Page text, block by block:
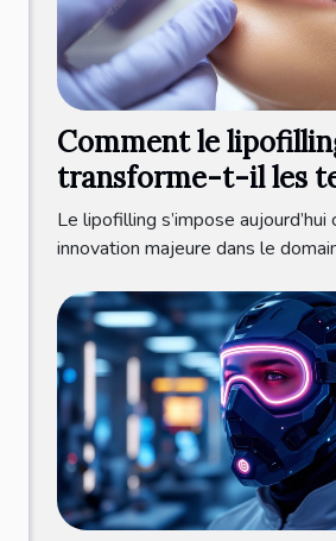
Comment le
transforme-t-il les
de modelage
Le lipofilling s’impose aujourd’hui
innovation majeure dans le